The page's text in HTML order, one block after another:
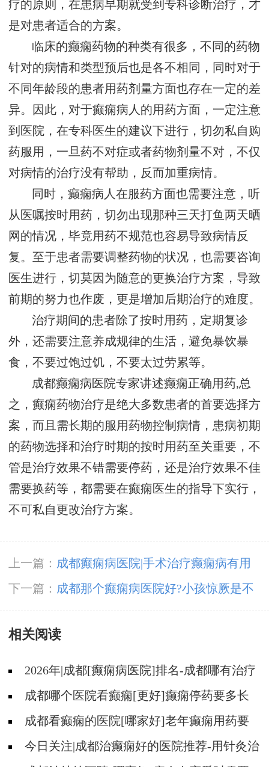
疗的原则，在患病早期就受到专科诊断治疗，才
是对患者适合的方案。
临床的癫痫药物的种类有很多，不同的药物
针对的病情和类型预后也是各不相同，同时对于
不同年龄段的患者用药剂量方面也存在一定的差
异。因此，对于癫痫病人的用药方面，一定注意
到医院，在专科医生的建议下进行，切勿私自购
药服用，一旦药不对症或者药物剂量不对，不仅
对病情的治疗没有帮助，反而加重病情。
同时，癫痫病人在服药方面也需要注意，听
从医嘱按时用药，切勿出现那种三天打鱼两天晒
网的情况，毕竟用药不规范也容易导致病情反
复。至于患者需要调整药物的状况，也需要咨询
医生进行，切莫因为随意的更换治疗方案，导致
前期的努力也作废，更是增加后期治疗的难度。
治疗期间的患者除了按时用药，定期复诊
外，还需要注意养成规律的生活，避免暴饮暴
食，不要过饱过饥，不要太过劳累等。
成都癫痫病医院专家讲述癫痫正确用药,总
之，癫痫药物治疗是绝大多数患者的首要选择方
案，而且需长期的服用药物控制病情，患病初期
的药物选择和治疗时期的按时用药至关重要，不
管是治疗效果不错需要停药，还是治疗效果不佳
需要换药等，都需要在癫痫医生的指导下实行，
不可私自更改治疗方案。
上一篇： 成都癫痫病医院|手术治疗癫痫病有用
吗
下一篇： 成都那个癫痫病医院好?小孩惊厥是不
是癫痫发作
相关阅读
2026年|成都[癫痫病医院]排名-成都哪有治疗
癫痫好的医院?
成都哪个医院看癫痫[更好]癫痫停药要多长
时间?成都看癫痫的医院[哪家好]老年癫痫用药要
注意什么?
今日关注|成都治癫痫好的医院推荐-用针灸治